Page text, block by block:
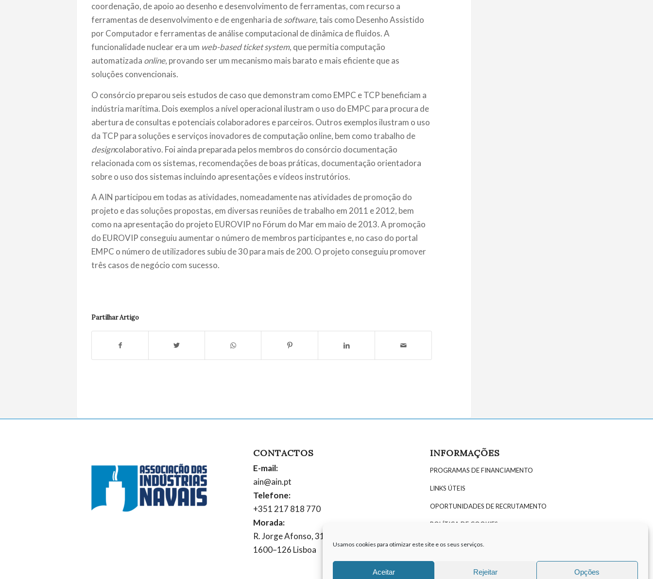
Usamos cookies para otimizar este site e os seus serviços.
Aceitar Rejeitar Opções
coordenação, de apoio ao desenho e desenvolvimento de ferramentas, com recurso a
ferramentas de desenvolvimento e de engenharia desoftware, tais como Desenho Assistido
por Computador e ferramentas de análise computacional de dinâmica de fluidos. A
funcionalidade nuclear era um web-based ticket system, que permitia computação
automatizada online, provando ser um mecanismo mais barato e mais eficiente que as
soluções convencionais.
O consórcio preparou seis estudos de caso que demonstram como EMPC e TCP beneficiam a
indústria marítima. Dois exemplos a nível operacional ilustram o uso do EMPC para procura de
abertura de consultas e potenciais colaboradores e parceiros. Outros exemplos ilustram o uso
da TCP para soluções e serviços inovadores de computação online, bem como trabalho de
designcolaborativo. Foi ainda preparada pelos membros do consórcio documentação
relacionada com os sistemas, recomendações de boas práticas, documentação orientadora
sobre o uso dos sistemas incluindo apresentações e vídeos instrutórios.
A AIN participou em todas as atividades, nomeadamente nas atividades de promoção do
projeto e das soluções propostas, em diversas reuniões de trabalho em 2011 e 2012, bem
como na apresentação do projeto EUROVIP no Fórum do Mar em maio de 2013. A promoção
do EUROVIP conseguiu aumentar o número de membros participantes e, no caso do portal
EMPC o número de utilizadores subiu de 30 para mais de 200. O projeto conseguiu promover
três casos de negócio com sucesso.
Partilhar Artigo
CONTACTOS
E-mail:
ain@ain.pt
Telefone:
+351 217 818 770
Morada:
R. Jorge Afonso, 31, 6º
1600–126 Lisboa
INFORMAÇÕES
PROGRAMAS DE FINANCIAMENTO
LINKS ÚTEIS
OPORTUNIDADES DE RECRUTAMENTO
POLÍTICA DE COOKIES
POLÍTICA DE PRIVACIDADE